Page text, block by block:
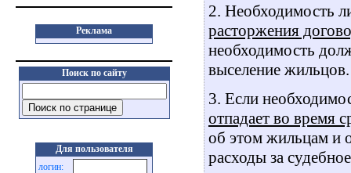
Реклама
Поиск по сайту
Для пользователя
логин:
2. Необходимость
расторжения
необходимость
выселение жильцов.
3. Если
отпадает во время
об этом жильцам и
расходы за